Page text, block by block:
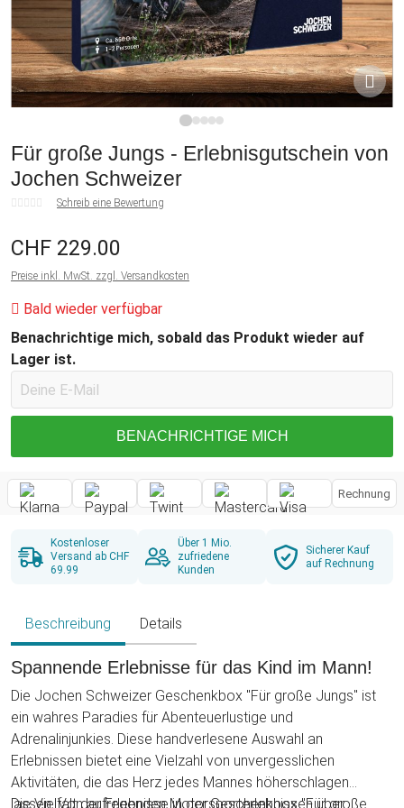
Für große Jungs - Erlebnisgutschein von
Jochen Schweizer
Schreib eine Bewertung
CHF 229.00
Preise inkl. MwSt. zzgl. Versandkosten
Bald wieder verfügbar
Benachrichtige mich, sobald das Produkt wieder auf
Lager ist.
BENACHRICHTIGE MICH
Rechnung
Kostenloser
Versand ab CHF
69.99
Über 1 Mio.
zufriedene
Kunden
Sicherer Kauf
auf Rechnung
Beschreibung Details
Spannende Erlebnisse für das Kind im Mann!
Die Jochen Schweizer Geschenkbox "Für große Jungs" ist
ein wahres Paradies für Abenteuerlustige und
Adrenalinjunkies. Diese handverlesene Auswahl an
Erlebnissen bietet eine Vielzahl von unvergesslichen
Aktivitäten, die das Herz jedes Mannes höherschlagen
lassen. Von aufregenden Motorsporterlebnissen über
Die Vielfalt der Erlebnisse in der Geschenkbox "Für große